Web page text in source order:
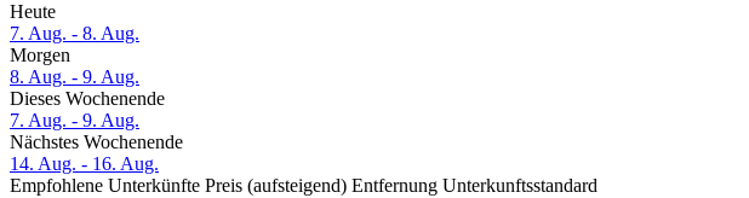
Heute
7. Aug. - 8. Aug.
Morgen
8. Aug. - 9. Aug.
Dieses Wochenende
7. Aug. - 9. Aug.
Nächstes Wochenende
14. Aug. - 16. Aug.
Empfohlene Unterkünfte Preis (aufsteigend) Entfernung Unterkunftsstandard